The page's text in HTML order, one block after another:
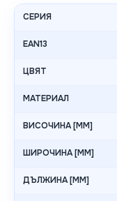
СЕРИЯ
EAN13
ЦВЯТ
МАТЕРИАЛ
ВИСОЧИНА [MM]
ШИРОЧИНА [MM]
ДЪЛЖИНА [MM]